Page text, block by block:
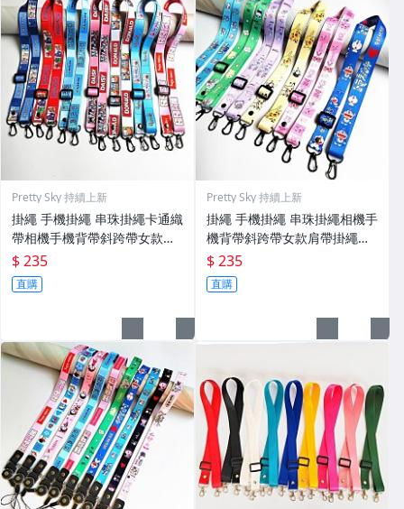
Pretty Sky 持續上新
掛繩 手機掛繩 串珠掛繩卡通織
帶相機手機背帶斜跨帶女款肩
帶掛繩可拆卸調節包包通用掛
繩【買一送一】
$ 235
直購
Pretty Sky 持續上新
掛繩 手機掛繩 串珠掛繩相機手
機背帶斜跨帶女款肩帶掛繩可
拆卸調節包包通用卡通織帶掛
繩【買一送一】
$ 235
直購